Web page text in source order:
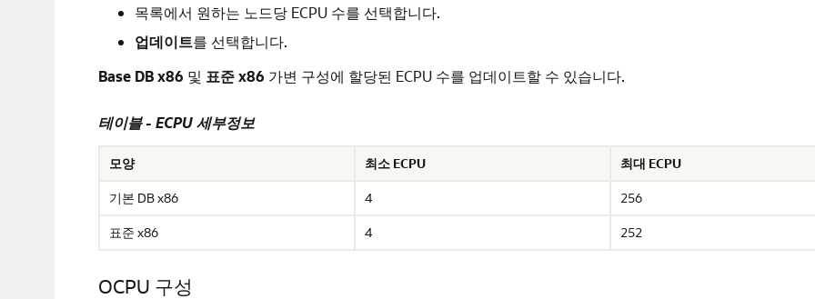
목록에서 원하는 노드당 ECPU 수를 선택합니다.
업데이트를 선택합니다.
Base DB x86 및 표준 x86 가변 구성에 할당된 ECPU 수를 업데이트할 수 있습니다.
테이블 - ECPU 세부정보
모양 최소 ECPU 최대 ECPU
기본 DB x86
4 256
표준 x86
4 252
OCPU 구성